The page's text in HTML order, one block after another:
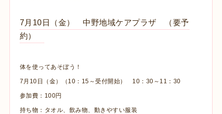
7月10日（金） 中野地域ケアプラザ （要予
約）
体を使ってあそぼう！
7月10日（金）（10：15～受付開始） 10：30～11：30
参加費：100円
持ち物：タオル、飲み物、動きやすい服装